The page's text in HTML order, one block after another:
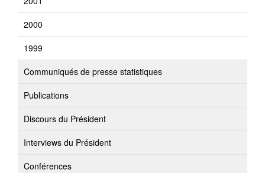
2000
1999
Communiqués de presse statistiques
Publications
Discours du Président
Interviews du Président
Conférences